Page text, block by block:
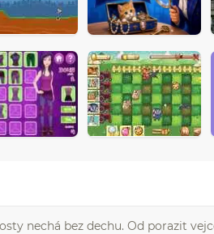
nechá bez dechu. Od porazit